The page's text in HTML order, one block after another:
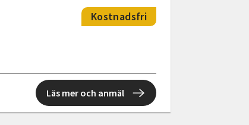
Kostnadsfri
Läs mer och anmäl